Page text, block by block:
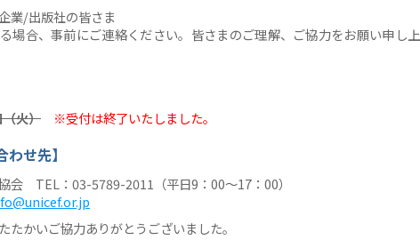
業/出版社の皆さま
場合、事前にご連絡ください。皆さまのご理解、ご協力をお願い申し上
火） ※受付は終了いたしました。
せ先】
会 TEL：03-5789-2011（平日9：00〜17：00）
たかいご協力ありがとうございました。